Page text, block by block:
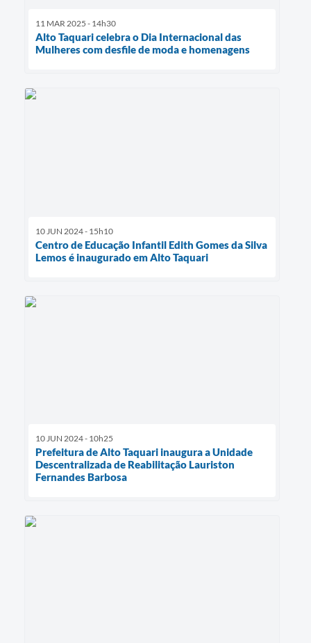
11 MAR 2025 - 14h30
Alto Taquari celebra o Dia Internacional das
Mulheres com desfile de moda e homenagens
10 JUN 2024 - 15h10
Centro de Educação Infantil Edith Gomes da Silva
Lemos é inaugurado em Alto Taquari
10 JUN 2024 - 10h25
Prefeitura de Alto Taquari inaugura a Unidade
Descentralizada de Reabilitação Lauriston
Fernandes Barbosa